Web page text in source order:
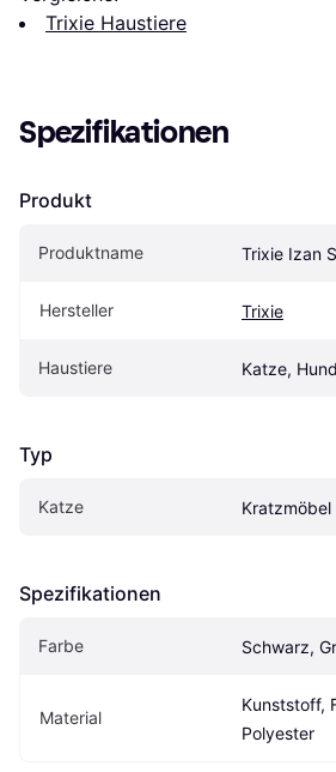
Trixie Haustiere
Spezifikationen
Produkt
Produktname Trixie Izan
Hersteller Trixie
Haustiere Katze, Hund
Typ
Katze Kratzmöbel
Spezifikationen
Farbe Schwarz,
Material
Kunststoff,
Polyester